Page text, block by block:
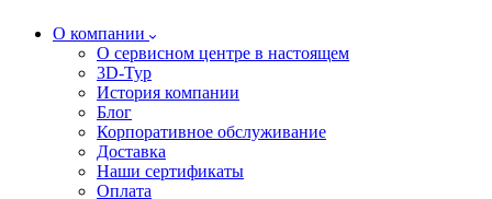
О компании
О сервисном центре в настоящем
3D-Тур
История компании
Блог
Корпоративное обслуживание
Доставка
Наши сертификаты
Оплата